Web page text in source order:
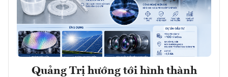
Quảng Trị hướng tới hình thành